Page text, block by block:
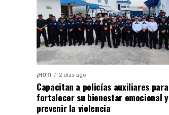
¡HOT! 2 días ago
Capacitan a policías auxiliares para
fortalecer su bienestar emocional y
prevenir la violencia